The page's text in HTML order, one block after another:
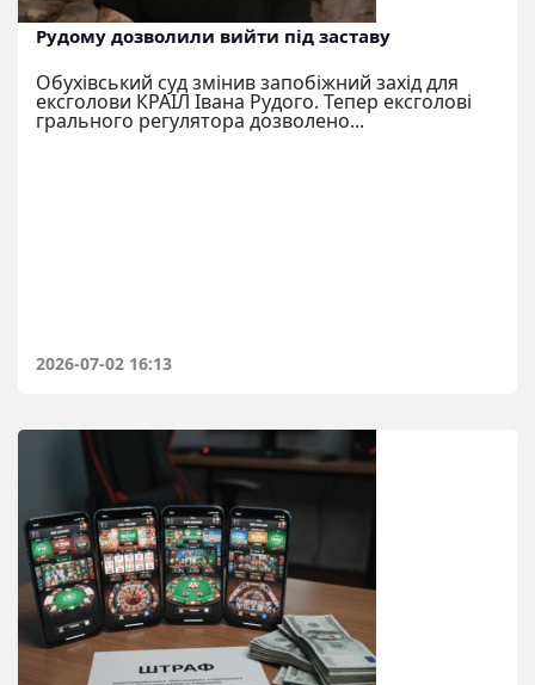
Рудому дозволили вийти під заставу
Обухівський суд змінив запобіжний захід для
ексголови КРАІЛ Івана Рудого. Тепер ексголові
грального регулятора дозволено...
2026-07-02 16:13